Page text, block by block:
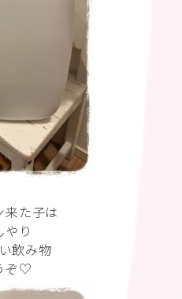
来た子は
やり
飲み物
ぞ♡